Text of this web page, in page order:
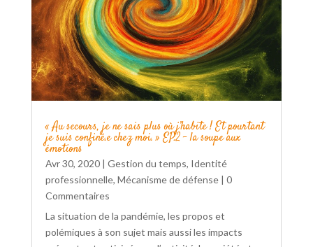
« Au secours, je ne sais plus où j’habite ! Et pourtant
je suis confiné.e chez moi. » EP.2 – la soupe aux
émotions
Avr 30, 2020| Gestion du temps, Identité
professionnelle, Mécanisme de défense| 0
Commentaires
La situation de la pandémie, les propos et
polémiques à son sujet mais aussi les impacts